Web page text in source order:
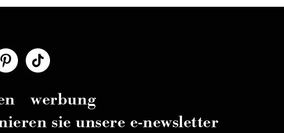
werbung
sie unsere e-newsletter